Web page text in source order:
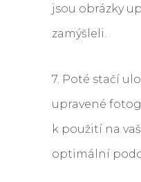
jsou obrázky
zamýšleli.
7. Poté stačí
upravené
k použití na
optimální